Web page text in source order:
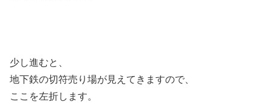
少し進むと、
地下鉄の切符売り場が見えてきますので、
ここを左折します。